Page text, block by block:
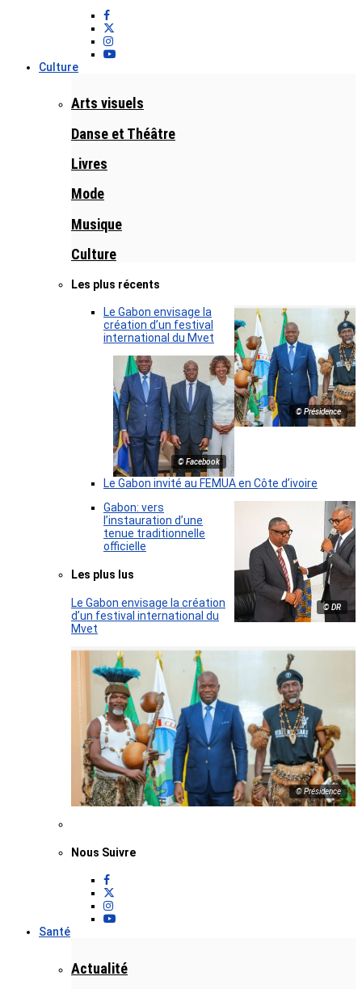
Culture
Arts visuels
Danse et Théâtre
Livres
Mode
Musique
Culture
Les plus récents
© Présidence
Le Gabon envisage la
création d’un festival
international du Mvet
© Facebook
Le Gabon invité au FEMUA en Côte d’ivoire
© DR
Gabon: vers
l’instauration d’une
tenue traditionnelle
officielle
Les plus lus
Le Gabon envisage la création
d’un festival international du
Mvet
© Présidence
Nous Suivre
Santé
Actualité